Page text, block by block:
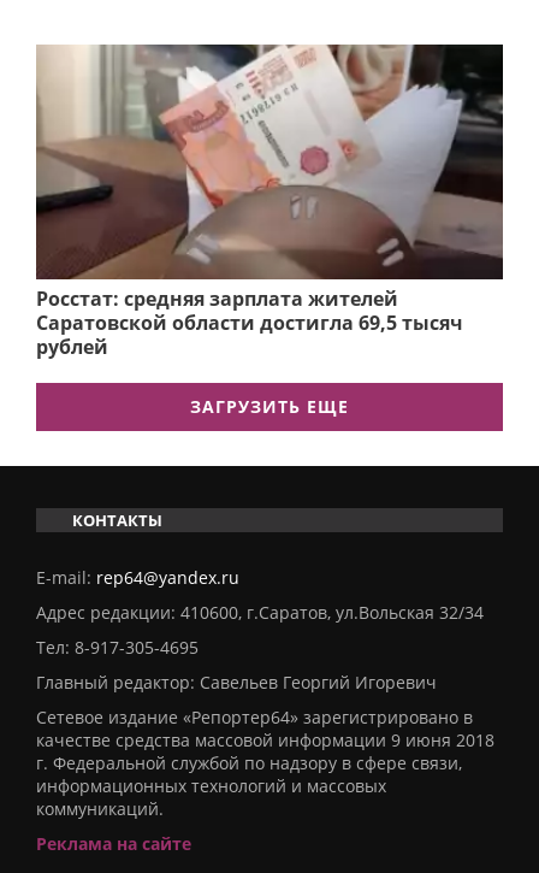
Росстат: средняя зарплата жителей
Саратовской области достигла 69,5 тысяч
рублей
ЗАГРУЗИТЬ ЕЩЕ
КОНТАКТЫ
E-mail: rep64@yandex.ru
Адрес редакции: 410600, г.Саратов, ул.Вольская 32/34
Тел: 8-917-305-4695
Главный редактор: Савельев Георгий Игоревич
Сетевое издание «Репортер64» зарегистрировано в
качестве средства массовой информации 9 июня 2018
г. Федеральной службой по надзору в сфере связи,
информационных технологий и массовых
коммуникаций.
Реклама на сайте